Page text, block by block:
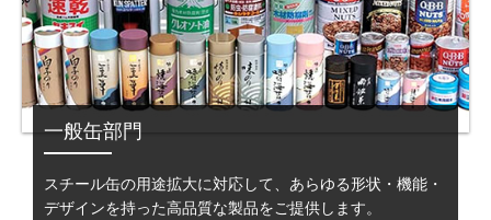
一般缶部門
スチール缶の用途拡大に対応して、あらゆる形状・機能・
デザインを持った高品質な製品をご提供します。